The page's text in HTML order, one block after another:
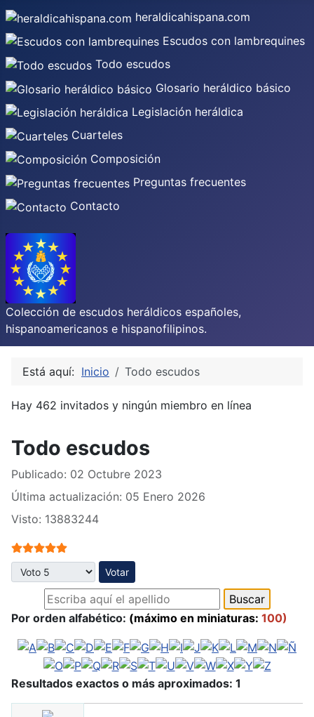
heraldicahispana.com
Escudos con lambrequines
Todo escudos
Glosario heráldico básico
Legislación heráldica
Cuarteles
Composición
Preguntas frecuentes
Contacto
Colección de escudos heráldicos españoles,
hispanoamericanos e hispanofilipinos.
Está aquí: Inicio Todo escudos
Hay 462 invitados y ningún miembro en línea
Todo escudos
Publicado: 02 Octubre 2023
Última actualización: 05 Enero 2026
Visto: 13883244
Ratio:5/5
Por favor, vote
Por orden alfabético: (máximo en miniaturas: 100)
Resultados exactos o más aproximados: 1